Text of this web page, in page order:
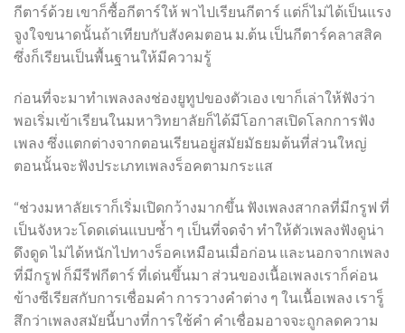
กีตาร์ด้วย เขาก็ซื้อกีตาร์ให้ พาไปเรียนกีตาร์ แต่ก็ไม่ได้เป็นแรง
จูงใจขนาดนั้นถ้าเทียบกับสังคมตอน ม.ต้น เป็นกีตาร์คลาสสิค
ซึ่งก็เรียนเป็นพื้นฐานให้มีความรู้
ก่อนที่จะมาทำเพลงลงช่องยูทูปของตัวเอง เขาก็เล่าให้ฟังว่า
พอเริ่มเข้าเรียนในมหาวิทยาลัยก็ได้มีโอกาสเปิดโลกการฟัง
เพลง ซึ่งแตกต่างจากตอนเรียนอยู่สมัยมัธยมต้นที่ส่วนใหญ่
ตอนนั้นจะฟังประเภทเพลงร็อคตามกระแส
“ช่วงมหาลัยเราก็เริ่มเปิดกว้างมากขึ้น ฟังเพลงสากลที่มีกรูฟ ที่
เป็นจังหวะโดดเด่นแบบซ้ำ ๆ เป็นที่จดจำ ทำให้ตัวเพลงฟังดูน่า
ดึงดูด ไม่ได้หนักไปทางร็อคเหมือนเมื่อก่อน และนอกจากเพลง
ที่มีกรูฟ ก็มีรีฟกีตาร์ ที่เด่นขึ้นมา ส่วนของเนื้อเพลงเราก็ค่อน
ข้างซีเรียสกับการเชื่อมคำ การวางคำต่าง ๆ ในเนื้อเพลง เรารู็
สึกว่าเพลงสมัยนี้บางที่การใช้คำ คำเชื่อมอาจจะถูกลดความ